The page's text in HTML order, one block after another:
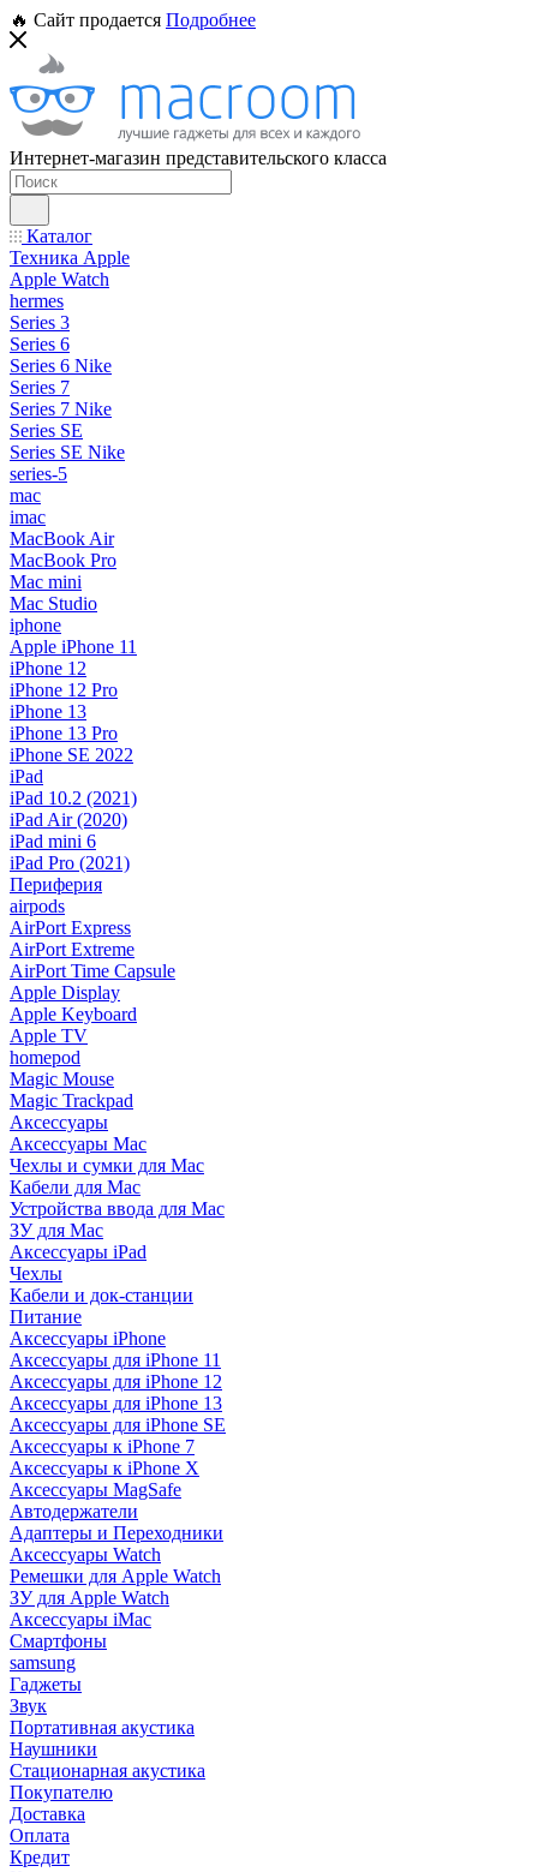
🔥 Сайт продается Подробнее
Интернет-магазин представительского класса
Каталог
Техника Apple
Apple Watch
hermes
Series 3
Series 6
Series 6 Nike
Series 7
Series 7 Nike
Series SE
Series SE Nike
series-5
mac
imac
MacBook Air
MacBook Pro
Mac mini
Mac Studio
iphone
Apple iPhone 11
iPhone 12
iPhone 12 Pro
iPhone 13
iPhone 13 Pro
iPhone SE 2022
iPad
iPad 10.2 (2021)
iPad Air (2020)
iPad mini 6
iPad Pro (2021)
Периферия
airpods
AirPort Express
AirPort Extreme
AirPort Time Capsule
Apple Display
Apple Keyboard
Apple TV
homepod
Magic Mouse
Magic Trackpad
Аксессуары
Аксессуары Mac
Чехлы и сумки для Mac
Кабели для Mac
Устройства ввода для Mac
ЗУ для Mac
Аксессуары iPad
Чехлы
Кабели и док-станции
Питание
Аксессуары iPhone
Аксессуары для iPhone 11
Аксессуары для iPhone 12
Аксессуары для iPhone 13
Аксессуары для iPhone SE
Аксессуары к iPhone 7
Аксессуары к iPhone X
Аксессуары MagSafe
Автодержатели
Адаптеры и Переходники
Аксессуары Watch
Ремешки для Apple Watch
ЗУ для Apple Watch
Аксессуары iMac
Смартфоны
samsung
Гаджеты
Звук
Портативная акустика
Наушники
Стационарная акустика
Покупателю
Доставка
Оплата
Кредит